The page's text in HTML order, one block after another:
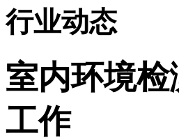
行业动态
室内环境
工作